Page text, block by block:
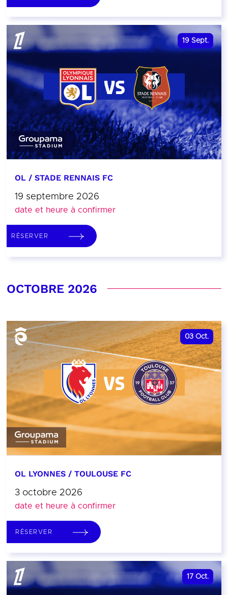
19 Sept.
OL / STADE RENNAIS FC
19 septembre 2026
date et heure à confirmer
RÉSERVER
OCTOBRE 2026
03 Oct.
OL LYONNES / TOULOUSE FC
3 octobre 2026
date et heure à confirmer
RÉSERVER
17 Oct.